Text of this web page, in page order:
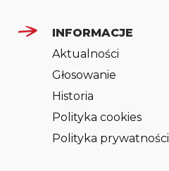
INFORMACJE
Aktualności
Głosowanie
Historia
Polityka cookies
Polityka prywatności